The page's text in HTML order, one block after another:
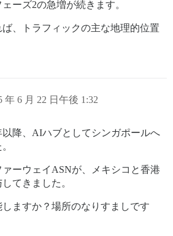
ーズ2の急増が続きます。
、トラフィックの主な地理的位置
年 6 月 22 日午後 1:32
以降、AIハブとしてシンガポールへ
ーウェイASNが、メキシコと香港
てきました。
ますか？場所のなりすましです